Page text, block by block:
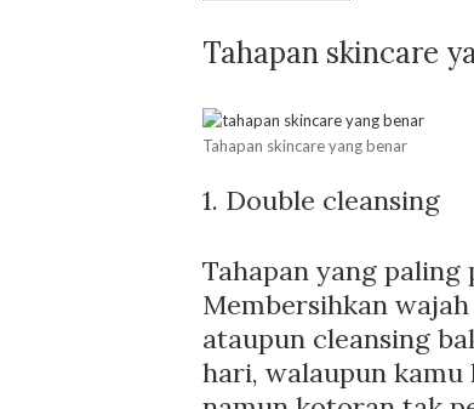
Tahapan skincare
Tahapan skincare yang benar
1. Double cleansing
Tahapan yang paling
Membersihkan
ataupun cleansing
hari, walaupun kamu